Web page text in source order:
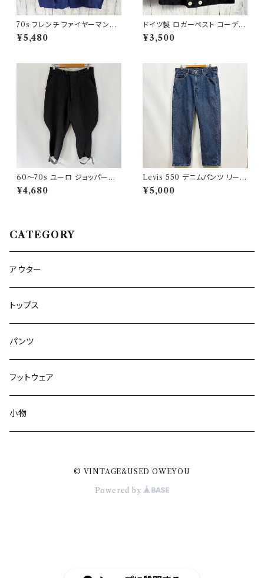
70s フレンチ ファイヤーマンジ
ャケット ワークジャケット ヴィン
テージ
¥5,480
ドイツ製 ロガーベスト コーデュ
ロイベスト ワークベスト 黒 ダブ
ルブレスト
¥3,500
60〜70s ユーロ ジョッパーズ
パンツ ウールパンツ ヴィンテー
ジ 5
¥4,680
Levis 550 デニムパンツ リーバ
イス ワイドデニム 3
¥5,000
CATEGORY
アウター
トップス
パンツ
フットウェア
小物
© VINTAGE&USED OWEYOU
Powered by